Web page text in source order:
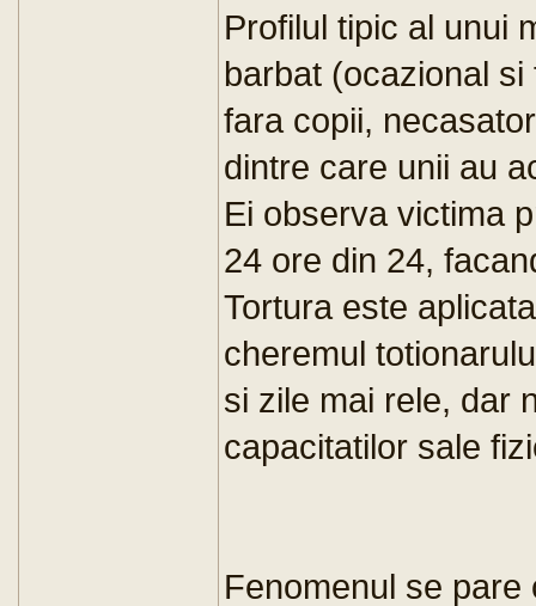
Profilul tipic al unui
barbat (ocazional
fara copii,
dintre care unii au
Ei observa victima
24 ore din 24,
Tortura este
cheremul
si zile mai rele, dar
capacitatilor sale
Fenomenul se